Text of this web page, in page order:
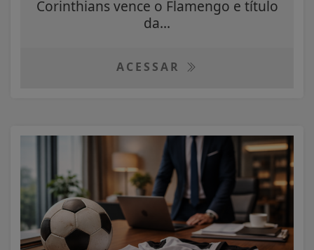
Corinthians vence o Flamengo e título
da...
ACESSAR